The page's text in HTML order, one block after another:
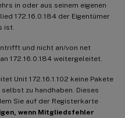
in oder aus seinem eigenen
172.16.0.184 der Eigentümer
ist.
und nicht an/von net
172.16.0.184 weitergeleitet.
Unit 172.16.1.102 keine Pakete
zu handhaben. Dieses
Sie auf der Registerkarte
wenn Mitgliedsfehler